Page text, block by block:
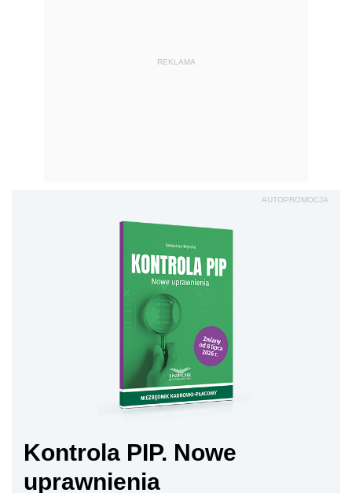
Kontrola PIP. Nowe
uprawnienia
Zobacz również:
Praca zdalna a pozwy o nadgodziny
Definicja pracy zdalnej stwarza problemy